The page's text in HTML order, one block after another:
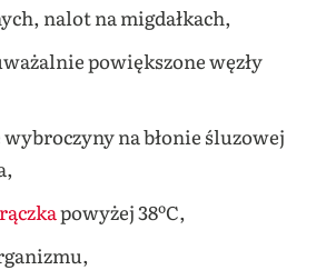
nalot na migdałkach,
powiększone węzły
na błonie śluzowej
powyżej 38ºC,